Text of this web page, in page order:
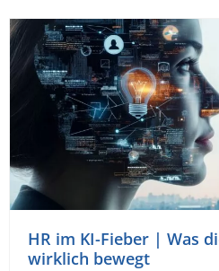
HR im KI-Fieber | Was
wirklich bewegt